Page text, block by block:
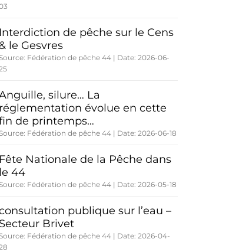
Interdiction de pêche sur le Cens
& le Gesvres
Fédération de pêche 44
Date: 2026-06-
silure… La
réglementation évolue en cette
de printemps…
Fédération de pêche 44 Date: 2026-06-18
Fête Nationale de la Pêche dans
le 44
Fédération de pêche 44 Date: 2026-05-18
publique sur l’eau –
Secteur Brivet
Fédération de pêche 44
Date: 2026-04-